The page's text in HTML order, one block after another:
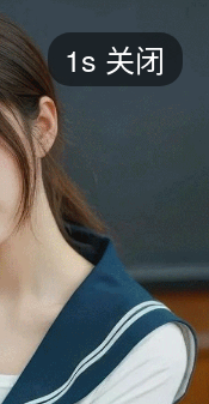
逆袭 玄幻
2023 2022
美国 韩国 日本
1s 关闭